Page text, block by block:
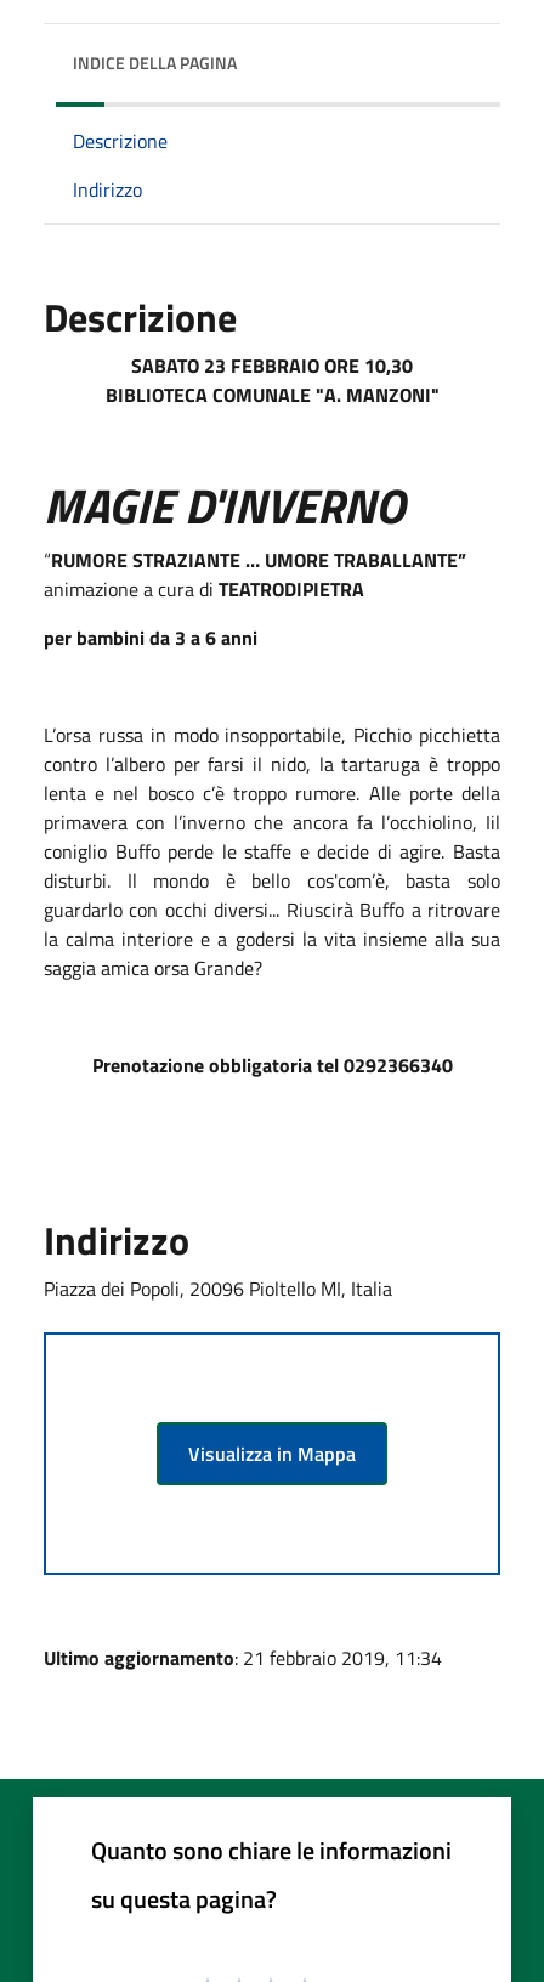
INDICE DELLA PAGINA
Descrizione
Indirizzo
Descrizione
SABATO 23 FEBBRAIO ORE 10,30
BIBLIOTECA COMUNALE "A. MANZONI"
MAGIE D'INVERNO
“RUMORE STRAZIANTE … UMORE TRABALLANTE”
animazione a cura di TEATRODIPIETRA
per bambini da 3 a 6 anni
L’orsa russa in modo insopportabile, Picchio picchietta
contro l’albero per farsi il nido, la tartaruga è troppo
lenta e nel bosco c’è troppo rumore. Alle porte della
primavera con l’inverno che ancora fa l’occhiolino, Iil
coniglio Buffo perde le staffe e decide di agire. Basta
disturbi. Il mondo è bello cos'com’è, basta solo
guardarlo con occhi diversi... Riuscirà Buffo a ritrovare
la calma interiore e a godersi la vita insieme alla sua
saggia amica orsa Grande?
Prenotazione obbligatoria tel 0292366340
Indirizzo
Piazza dei Popoli, 20096 Pioltello MI, Italia
Visualizza in Mappa
Ultimo aggiornamento: 21 febbraio 2019, 11:34
Quanto sono chiare le informazioni
su questa pagina?